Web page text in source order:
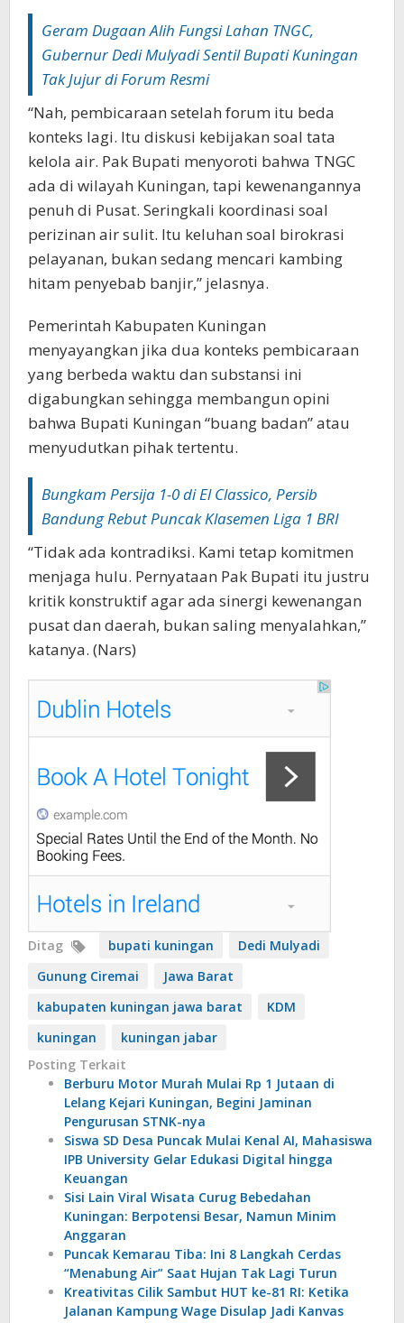
Geram Dugaan Alih Fungsi Lahan TNGC,
Gubernur Dedi Mulyadi Sentil Bupati Kuningan
Tak Jujur di Forum Resmi
“Nah, pembicaraan setelah forum itu beda
konteks lagi. Itu diskusi kebijakan soal tata
kelola air. Pak Bupati menyoroti bahwa TNGC
ada di wilayah Kuningan, tapi kewenangannya
penuh di Pusat. Seringkali koordinasi soal
perizinan air sulit. Itu keluhan soal birokrasi
pelayanan, bukan sedang mencari kambing
hitam penyebab banjir,” jelasnya.
‎‎Pemerintah Kabupaten Kuningan
menyayangkan jika dua konteks pembicaraan
yang berbeda waktu dan substansi ini
digabungkan sehingga membangun opini
bahwa Bupati Kuningan “buang badan” atau
menyudutkan pihak tertentu.‎‎
‎Bungkam Persija 1-0 di El Classico, Persib
Bandung Rebut Puncak Klasemen Liga 1 BRI‎‎
“Tidak ada kontradiksi. Kami tetap komitmen
menjaga hulu. Pernyataan Pak Bupati itu justru
kritik konstruktif agar ada sinergi kewenangan
pusat dan daerah, bukan saling menyalahkan,”
katanya. (Nars)‎
Ditag bupati kuningan
Dedi Mulyadi
Gunung Ciremai
Jawa Barat
kabupaten kuningan jawa barat
KDM
kuningan
kuningan jabar
Posting Terkait
Berburu Motor Murah Mulai Rp 1 Jutaan di
Lelang Kejari Kuningan, Begini Jaminan
Pengurusan STNK-nya
Siswa SD Desa Puncak Mulai Kenal AI, Mahasiswa
IPB University Gelar Edukasi Digital hingga
Keuangan
Sisi Lain Viral Wisata Curug Bebedahan
Kuningan: Berpotensi Besar, Namun Minim
Anggaran
Puncak Kemarau Tiba: Ini 8 Langkah Cerdas
“Menabung Air” Saat Hujan Tak Lagi Turun
Kreativitas Cilik Sambut HUT ke-81 RI: Ketika
Jalanan Kampung Wage Disulap Jadi Kanvas